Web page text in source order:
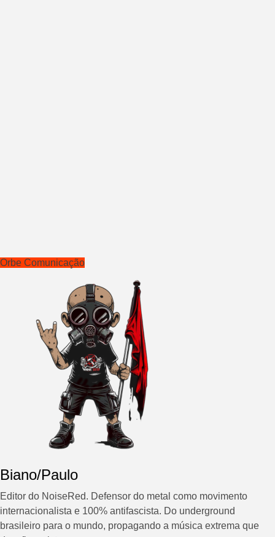
Orbe Comunicação
Biano/Paulo
Editor do NoiseRed. Defensor do metal como movimento
internacionalista e 100% antifascista. Do underground
brasileiro para o mundo, propagando a música extrema que